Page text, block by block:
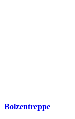
Bolzentreppe